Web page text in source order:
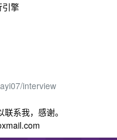
引擎
interview
系我，感谢。